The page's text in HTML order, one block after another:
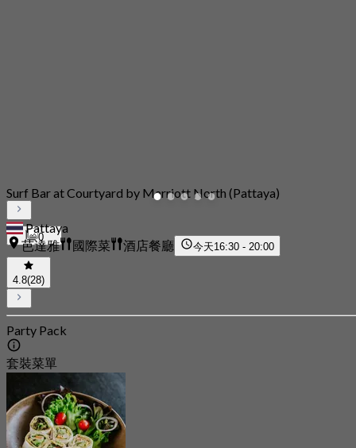
0
Surf Bar at Courtyard by Marriott North (Pattaya)
Pattaya
芭達雅
國際菜 酒店餐廳 今天16:30 - 20:00
4.8(28)
Party Pack
套裝菜單